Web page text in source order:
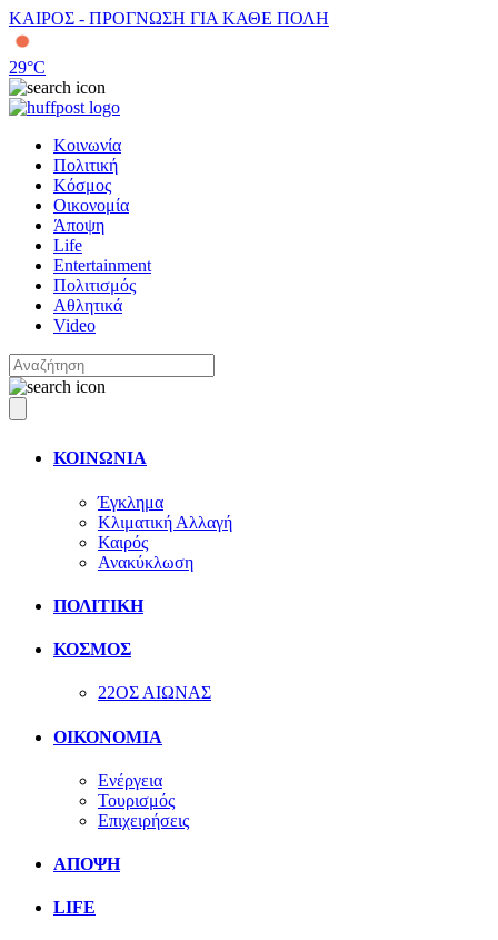
ΚΑΙΡΟΣ - ΠΡΟΓΝΩΣΗ ΓΙΑ ΚΑΘΕ ΠΟΛΗ
29°C
Κοινωνία
Πολιτική
Κόσμος
Οικονομία
Άποψη
Life
Entertainment
Πολιτισμός
Αθλητικά
Video
ΚΟΙΝΩΝΙΑ
Έγκλημα
Κλιματική Αλλαγή
Καιρός
Ανακύκλωση
ΠΟΛΙΤΙΚΗ
ΚΟΣΜΟΣ
22ΟΣ ΑΙΩΝΑΣ
ΟΙΚΟΝΟΜΙΑ
Ενέργεια
Τουρισμός
Επιχειρήσεις
ΑΠΟΨΗ
LIFE